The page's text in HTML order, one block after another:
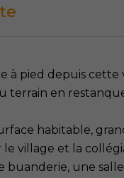
à pied depuis cette
terrain en
habitable,
village et la
buanderie, une